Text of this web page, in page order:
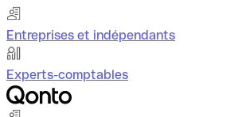
Entreprises et indépendants
Experts-comptables